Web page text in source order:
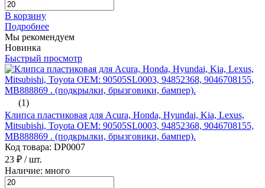
В корзину
Подробнее
Мы рекомендуем
Новинка
Быстрый просмотр
(1)
Клипса пластиковая для Acura, Honda, Hyundai, Kia, Lexus,
Mitsubishi, Toyota ОЕМ: 90505SL0003, 94852368, 9046708155,
MB888869 . (подкрылки, брызговики, бампер).
Код товара: DP0007
23 ₽ / шт.
Наличие: много